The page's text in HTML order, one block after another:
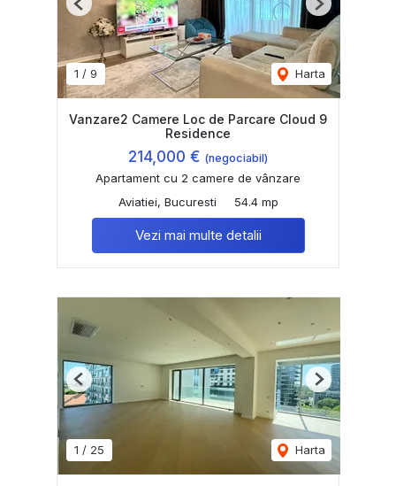
1 / 9 Harta
Previous Next
Vanzare2 Camere Loc de Parcare Cloud 9
Residence
214,000 € (negociabil)
Apartament cu 2 camere de vânzare
Aviatiei, Bucuresti
54.4 mp
Vezi mai multe detalii
1 / 25 Harta
Previous Next